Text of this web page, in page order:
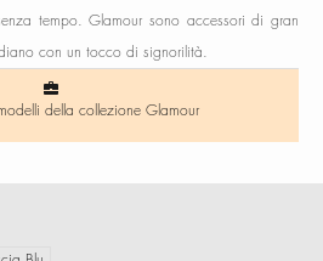
tempo. Glamour sono accessori di gran
con un tocco di signorilità.
della collezione Glamour